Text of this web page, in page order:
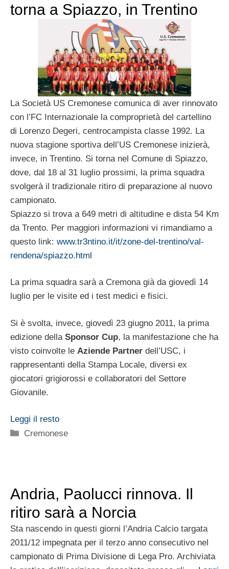
torna a Spiazzo, in Trentino
La Società US Cremonese comunica di aver rinnovato
con l’FC Internazionale la comproprietà del cartellino
di Lorenzo Degeri, centrocampista classe 1992. La
nuova stagione sportiva dell’US Cremonese inizierà,
invece, in Trentino. Si torna nel Comune di Spiazzo,
dove, dal 18 al 31 luglio prossimi, la prima squadra
svolgerà il tradizionale ritiro di preparazione al nuovo
campionato.
Spiazzo si trova a 649 metri di altitudine e dista 54 Km
da Trento. Per maggiori informazioni vi rimandiamo a
questo link: www.tr3ntino.it/it/zone-del-trentino/val-
rendena/spiazzo.html
La prima squadra sarà a Cremona già da giovedì 14
luglio per le visite ed i test medici e fisici.
Si è svolta, invece, giovedì 23 giugno 2011, la prima
edizione della Sponsor Cup, la manifestazione che ha
visto coinvolte le Aziende Partner dell’USC, i
rappresentanti della Stampa Locale, diversi ex
giocatori grigiorossi e collaboratori del Settore
Giovanile.
Leggi il resto
Categorie
Cremonese
Andria, Paolucci rinnova. Il
ritiro sarà a Norcia
Sta nascendo in questi giorni l’Andria Calcio targata
2011/12 impegnata per il terzo anno consecutivo nel
campionato di Prima Divisione di Lega Pro. Archiviata